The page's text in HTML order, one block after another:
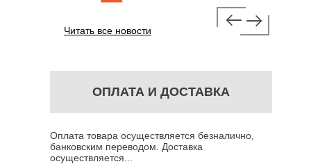
Читать все новости
ОПЛАТА И ДОСТАВКА
Оплата товара осуществляется безналично,
банковским переводом. Доставка
осуществляется...